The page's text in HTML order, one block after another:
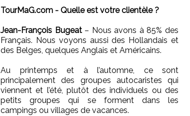
TourMaG.com - Quelle est votre clientèle ?
Jean-François Bugeat– Nous avons à 85% des
Français. Nous voyons aussi des Hollandais et
des Belges, quelques Anglais et Américains.
Au printemps et à l’automne, ce sont
principalement des groupes autocaristes qui
viennent et l’été, plutôt des individuels ou des
petits groupes qui se forment dans les
campings ou villages de vacances.